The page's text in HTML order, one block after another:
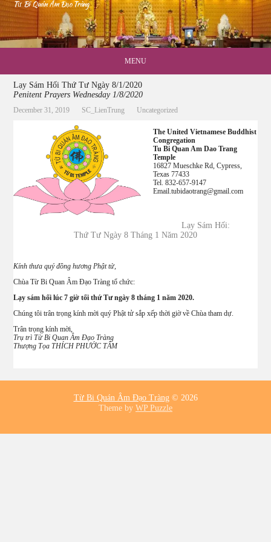
Từ Bi Quán Âm Đạo Tràng
MENU
Lạy Sám Hối Thứ Tư Ngày 8/1/2020
Penitent Prayers Wednesday 1/8/2020
December 31, 2019 SC_LienTrung Uncategorized
The United Vietnamese Buddhist
Congregation
Tu Bi Quan Am Dao Trang
Temple
16827 Mueschke Rd, Cypress,
Texas 77433
Tel. 832-657-9147
Email.tubidaotrang@gmail.com
Lạy Sám Hối:
Thứ Tư Ngày 8 Tháng 1 Năm 2020
Kính thưa quý đồng hương Phật tử,
Chùa Từ Bi Quan Âm Đạo Tràng tổ chức:
Lạy sám hối lúc 7 giờ tối thứ Tư ngày 8 tháng 1 năm 2020.
Chúng tôi trân trọng kính mời quý Phật tử sắp xếp thời giờ về Chùa tham dự.
Trân trọng kính mời,
Trụ trì Từ Bi Quan Âm Đạo Tràng
Thượng Tọa THÍCH PHƯỚC TÂM
Từ Bi Quán Âm Đạo Tràng© 2026
Theme by WP Puzzle